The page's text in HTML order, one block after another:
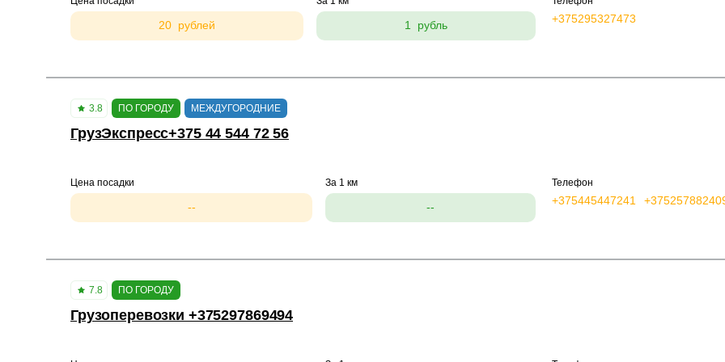
20 рублей 1 рубль +375295327473
3.8 ПО ГОРОДУ МЕЖДУГОРОДНИЕ
ГрузЭкспресс+375 44 544 72 56
Цена посадки
--
За 1 км
--
Телефон
+375445447241
7.8 ПО ГОРОДУ
Грузоперевозки +375297869494